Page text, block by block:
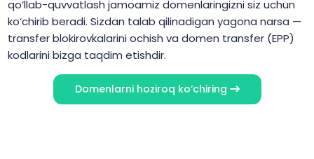
qo‘llab-quvvatlash jamoamiz domenlaringizni siz uchun
ko‘chirib beradi. Sizdan talab qilinadigan yagona narsa —
transfer blokirovkalarini ochish va domen transfer (EPP)
kodlarini bizga taqdim etishdir.
Domenlarni hoziroq ko‘chiring